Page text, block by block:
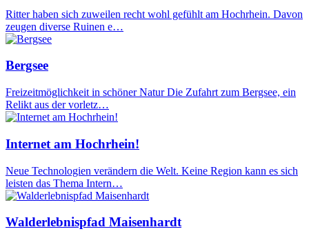
Ritter haben sich zuweilen recht wohl gefühlt am Hochrhein. Davon
zeugen diverse Ruinen e…
Bergsee
Freizeitmöglichkeit in schöner Natur Die Zufahrt zum Bergsee, ein
Relikt aus der vorletz…
Internet am Hochrhein!
Neue Technologien verändern die Welt. Keine Region kann es sich
leisten das Thema Intern…
Walderlebnispfad Maisenhardt